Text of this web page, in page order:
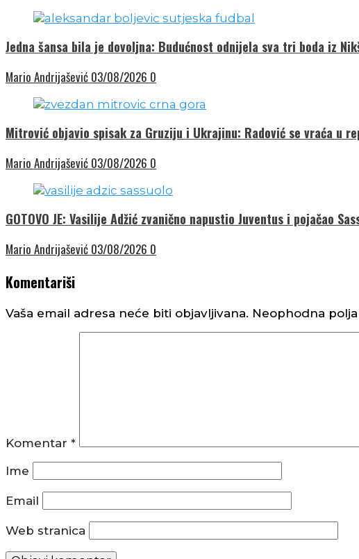
Jedna šansa bila je dovoljna: Budućnost odnijela sva tri boda iz
Mario Andrijašević 03/08/2026 0
Mitrović objavio spisak za Gruziju i Ukrajinu: Radović se vraća u
Mario Andrijašević 03/08/2026 0
GOTOVO JE: Vasilije Adžić zvanično napustio Juventus i pojačao
Mario Andrijašević 03/08/2026 0
Komentariši
Vaša email adresa neće biti objavljivana. Neophodna
Komentar *
Ime
Email
Web stranica